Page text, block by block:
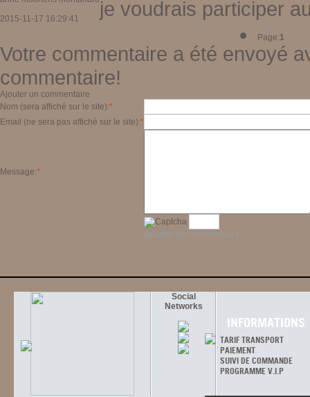
2015-11-17 16:29:41
je voudrais participer
Page:1
Votre commentaire a été envoyé
commentaire!
Ajouter un commentaire
Nom (sera affiché sur le site):*
Email (ne sera pas affiché sur le site):*
Message:*
Ajouter un commentaire
Social
Networks
INFORMATIONS
TARIF TRANSPORT
PAIEMENT
SUIVI DE COMMANDE
PROGRAMME V.I.P